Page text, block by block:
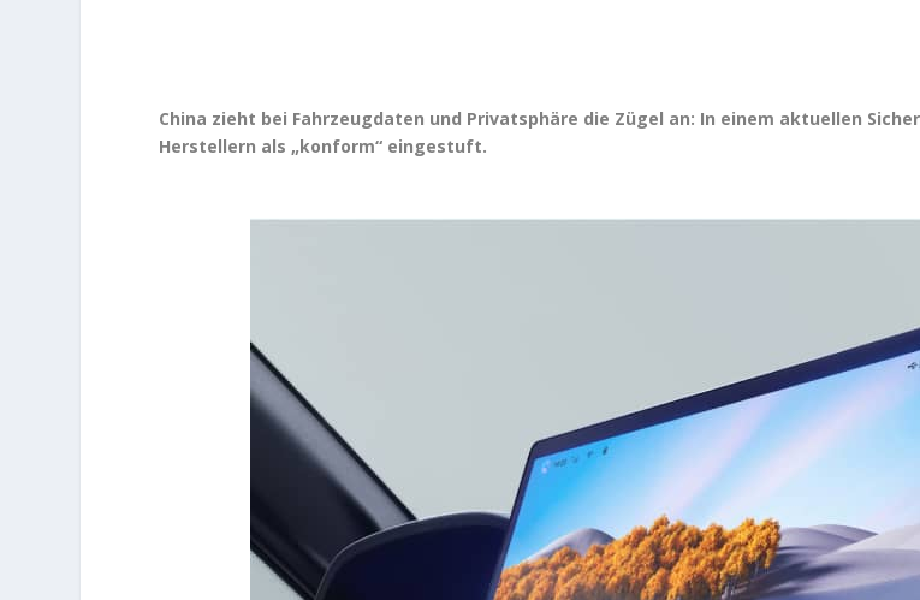
China zieht bei Fahrzeugdaten und Privatsphäre die Zügel an: In einem aktuellen
Herstellern als „konform“ eingestuft.